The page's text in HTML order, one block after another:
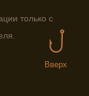
о
точных
только с
Вверх